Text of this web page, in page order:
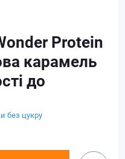
Protein
карамель
до
без цукру